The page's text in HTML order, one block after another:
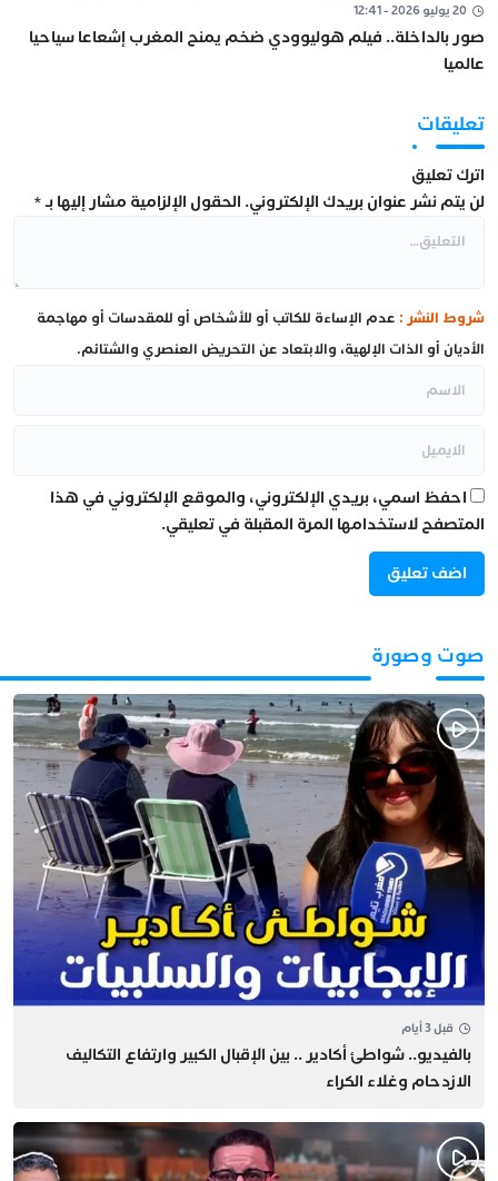
20 يوليو 2026 - 12:41
صور بالداخلة.. فيلم هوليوودي ضخم يمنح المغرب إشعاعا سياحيا
عالميا
تعليقات
اترك تعليق
لن يتم نشر عنوان بريدك الإلكتروني. الحقول الإلزامية مشار إليها بـ*
شروط النشر : عدم الإساءة للكاتب أو للأشخاص أو للمقدسات أو مهاجمة
الأديان أو الذات الإلهية، والابتعاد عن التحريض العنصري والشتائم.
احفظ اسمي، بريدي الإلكتروني، والموقع الإلكتروني في هذا
المتصفح لاستخدامها المرة المقبلة في تعليقي.
صوت وصورة
قبل 3 أيام
بالفيديو.. شواطئ أكادير .. بين الإقبال الكبير وارتفاع التكاليف
الازدحام وغلاء الكراء